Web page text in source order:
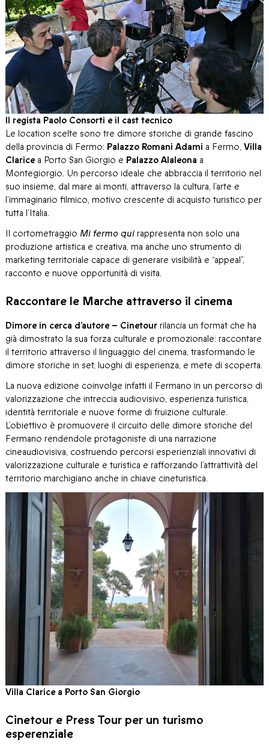
Il regista Paolo Consorti e il cast tecnico
Le location scelte sono tre dimore storiche di grande fascino
della provincia di Fermo: Palazzo Romani Adami a Fermo, Villa
Claricea Porto San Giorgio e Palazzo Alaleona a
Montegiorgio. Un percorso ideale che abbraccia il territorio nel
suo insieme, dal mare ai monti, attraverso la cultura, l’arte e
l’immaginario filmico, motivo crescente di acquisto turistico per
tutta l’Italia.
Il cortometraggio Mi fermo qui rappresenta non solo una
produzione artistica e creativa, ma anche uno strumento di
marketing territoriale capace di generare visibilità e “appeal”,
racconto e nuove opportunità di visita.
Raccontare le Marche attraverso il cinema
Dimore in cerca d’autore – Cinetour rilancia un format che ha
già dimostrato la sua forza culturale e promozionale: raccontare
il territorio attraverso il linguaggio del cinema, trasformando le
dimore storiche in set, luoghi di esperienza, e mete di scoperta.
La nuova edizione coinvolge infatti il Fermano in un percorso di
valorizzazione che intreccia audiovisivo, esperienza turistica,
identità territoriale e nuove forme di fruizione culturale.
L’obiettivo è promuovere il circuito delle dimore storiche del
Fermano rendendole protagoniste di una narrazione
cineaudiovisiva, costruendo percorsi esperienziali innovativi di
valorizzazione culturale e turistica e rafforzando l’attrattività del
territorio marchigiano anche in chiave cineturistica.
Villa Clarice a Porto San Giorgio
Cinetour e Press Tour per un turismo
esperenziale